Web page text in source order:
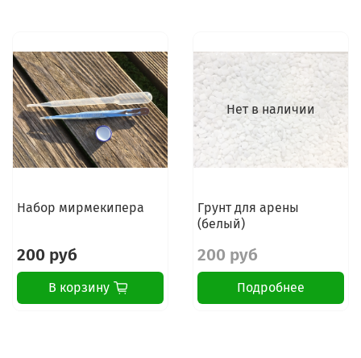
Набор мирмекипера
200 руб
В корзину
Нет в наличии
Грунт для арены
(белый)
200 руб
Подробнее